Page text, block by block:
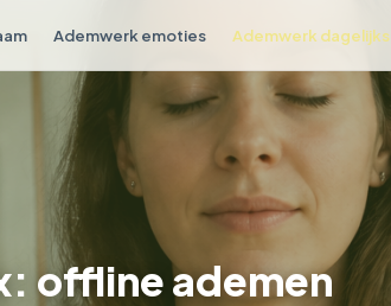
Ademwerk emoties Ademwerk dagelijks
offline ademen